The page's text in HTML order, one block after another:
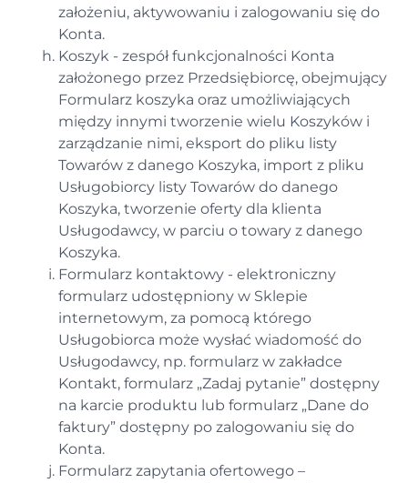
założeniu, aktywowaniu i zalogowaniu się do
Konta.
Koszyk - zespół funkcjonalności Konta
założonego przez Przedsiębiorcę, obejmujący
Formularz koszyka oraz umożliwiających
między innymi tworzenie wielu Koszyków i
zarządzanie nimi, eksport do pliku listy
Towarów z danego Koszyka, import z pliku
Usługobiorcy listy Towarów do danego
Koszyka, tworzenie oferty dla klienta
Usługodawcy, w parciu o towary z danego
Koszyka.
Formularz kontaktowy - elektroniczny
formularz udostępniony w Sklepie
internetowym, za pomocą którego
Usługobiorca może wysłać wiadomość do
Usługodawcy, np. formularz w zakładce
Kontakt, formularz „Zadaj pytanie” dostępny
na karcie produktu lub formularz „Dane do
faktury” dostępny po zalogowaniu się do
Konta.
Formularz zapytania ofertowego –